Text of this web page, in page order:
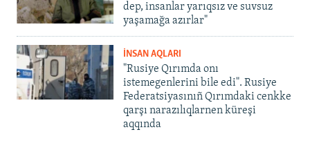
dep, insanlar yarıqsız ve suvsuz
yaşamağa azırlar"
İNSAN AQLARI
"Rusiye Qırımda onı
istemegenlerini bile edi". Rusiye
Federatsiyasınıñ Qırımdaki cenkke
qarşı narazılıqlarnen küreşi
aqqında